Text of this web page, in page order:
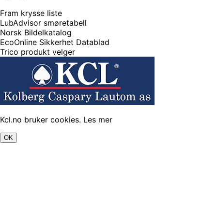
Fram krysse liste
LubAdvisor smøretabell
Norsk Bildelkatalog
EcoOnline Sikkerhet Datablad
Trico produkt velger
Kcl.no bruker cookies. Les mer
OK